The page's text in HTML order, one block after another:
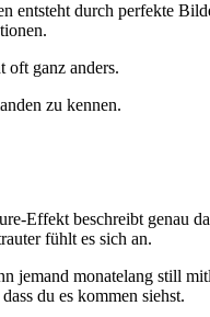
entsteht durch perfekte
oft ganz anders.
zu kennen.
Effekt beschreibt genau
fühlt es sich an.
jemand monatelang still
du es kommen siehst.